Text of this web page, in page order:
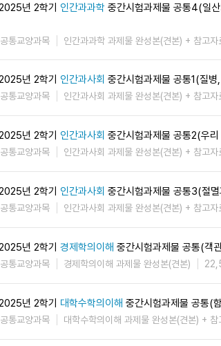
년 2학기 인간과과학 중간시험과제물 공통4(일
공통교양과목 인간과과학 과제물 완성본(견본) + 참고
년 2학기 인간과사회 중간시험과제물 공통1(질
공통교양과목 인간과사회 과제물 완성본(견본) + 참고
년 2학기 인간과사회 중간시험과제물 공통2(우
공통교양과목 인간과사회 과제물 완성본(견본) + 참고
년 2학기 인간과사회 중간시험과제물 공통3(절
공통교양과목 인간과사회 과제물 완성본(견본) + 참고
년 2학기 경제학의이해 중간시험과제물 공통(객
공통교양과목 경제학의이해 과제물 완성본(견본)
년 2학기 대학수학의이해 중간시험과제물 공통(
공통교양과목 대학수학의이해 과제물 완성본(견본) +